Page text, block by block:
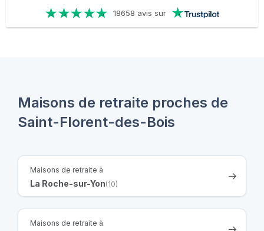
18658 avis sur
Maisons de retraite proches de
Saint-Florent-des-Bois
Maisons de retraite à
La Roche-sur-Yon(10)
Maisons de retraite à